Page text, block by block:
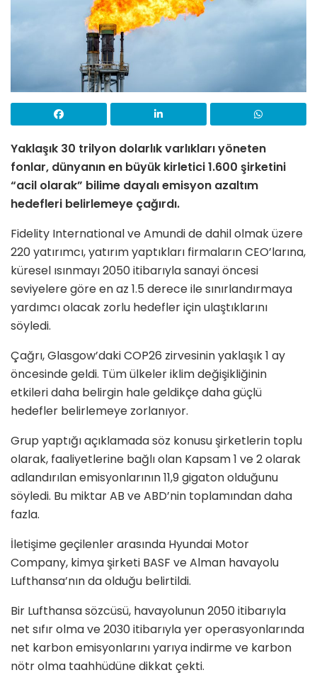
Yaklaşık 30 trilyon dolarlık varlıkları yöneten
fonlar, dünyanın en büyük kirletici 1.600 şirketini
“acil olarak” bilime dayalı emisyon azaltım
hedefleri belirlemeye çağırdı.
Fidelity International ve Amundi de dahil olmak üzere
220 yatırımcı, yatırım yaptıkları firmaların CEO’larına,
küresel ısınmayı 2050 itibarıyla sanayi öncesi
seviyelere göre en az 1.5 derece ile sınırlandırmaya
yardımcı olacak zorlu hedefler için ulaştıklarını
söyledi.
Çağrı, Glasgow’daki COP26 zirvesinin yaklaşık 1 ay
öncesinde geldi. Tüm ülkeler iklim değişikliğinin
etkileri daha belirgin hale geldikçe daha güçlü
hedefler belirlemeye zorlanıyor.
Grup yaptığı açıklamada söz konusu şirketlerin toplu
olarak, faaliyetlerine bağlı olan Kapsam 1 ve 2 olarak
adlandırılan emisyonlarının 11,9 gigaton olduğunu
söyledi. Bu miktar AB ve ABD’nin toplamından daha
fazla.
İletişime geçilenler arasında Hyundai Motor
Company, kimya şirketi BASF ve Alman havayolu
Lufthansa’nın da olduğu belirtildi.
Bir Lufthansa sözcüsü, havayolunun 2050 itibarıyla
net sıfır olma ve 2030 itibarıyla yer operasyonlarında
net karbon emisyonlarını yarıya indirme ve karbon
nötr olma taahhüdüne dikkat çekti.